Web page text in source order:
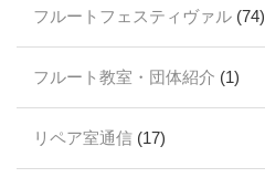
フルートフェスティヴァル (74)
フルート教室・団体紹介 (1)
リペア室通信 (17)